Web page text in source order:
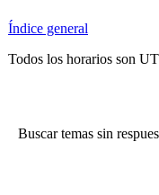
Índice general
Todos los horarios son
Buscar temas sin